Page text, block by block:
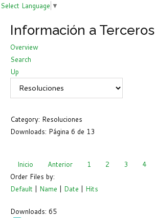
Select Language ▼
Información a Terceros
Overview
Search
Up
Category: Resoluciones
Downloads: Página 6 de 13
Inicio Anterior 1 2 3 4
Order Files by:
Default | Name | Date | Hits
Downloads: 65